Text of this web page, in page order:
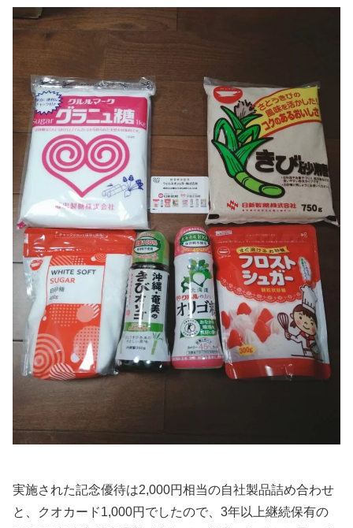
実施された記念優待は2,000円相当の自社製品詰め合わせ
と、クオカード1,000円でしたので、3年以上継続保有の